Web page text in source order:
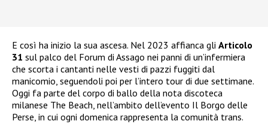
E così ha inizio la sua ascesa. Nel 2023 affianca gli Articolo
31 sul palco del Forum di Assago nei panni di un’infermiera
che scorta i cantanti nelle vesti di pazzi fuggiti dal
manicomio, seguendoli poi per l’intero tour di due settimane.
Oggi fa parte del corpo di ballo della nota discoteca
milanese The Beach, nell’ambito dell’evento Il Borgo delle
Perse, in cui ogni domenica rappresenta la comunità trans.